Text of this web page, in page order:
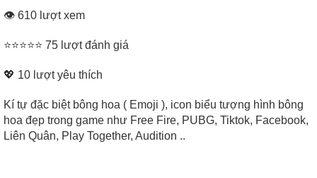
👁 610 lượt xem
⭐⭐⭐⭐⭐ 75 lượt đánh giá
💖 10 lượt yêu thích
Kí tự đặc biệt bông hoa ( Emoji ), icon biểu tượng hình bông
hoa đẹp trong game như Free Fire, PUBG, Tiktok, Facebook,
Liên Quân, Play Together, Audition ..